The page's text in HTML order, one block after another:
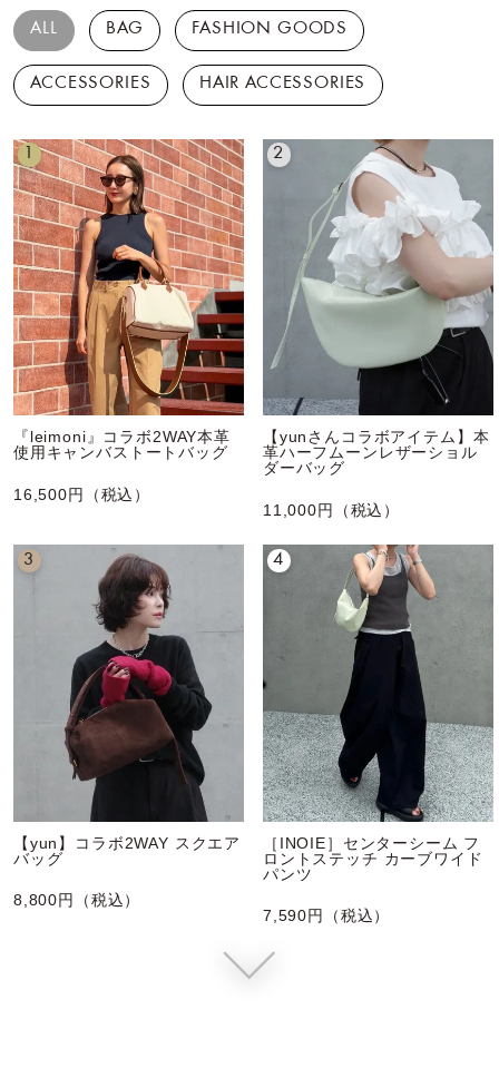
ALL BAG FASHION GOODS
ACCESSORIES HAIR ACCESSORIES
1
『leimoni』コラボ2WAY本革
使用キャンバストートバッグ
16,500円（税込）
2
【yunさんコラボアイテム】本
革ハーフムーンレザーショル
ダーバッグ
11,000円（税込）
3
【yun】コラボ2WAY スクエア
バッグ
8,800円（税込）
4
［INOIE］センターシーム フ
ロントステッチ カーブワイド
パンツ
7,590円（税込）